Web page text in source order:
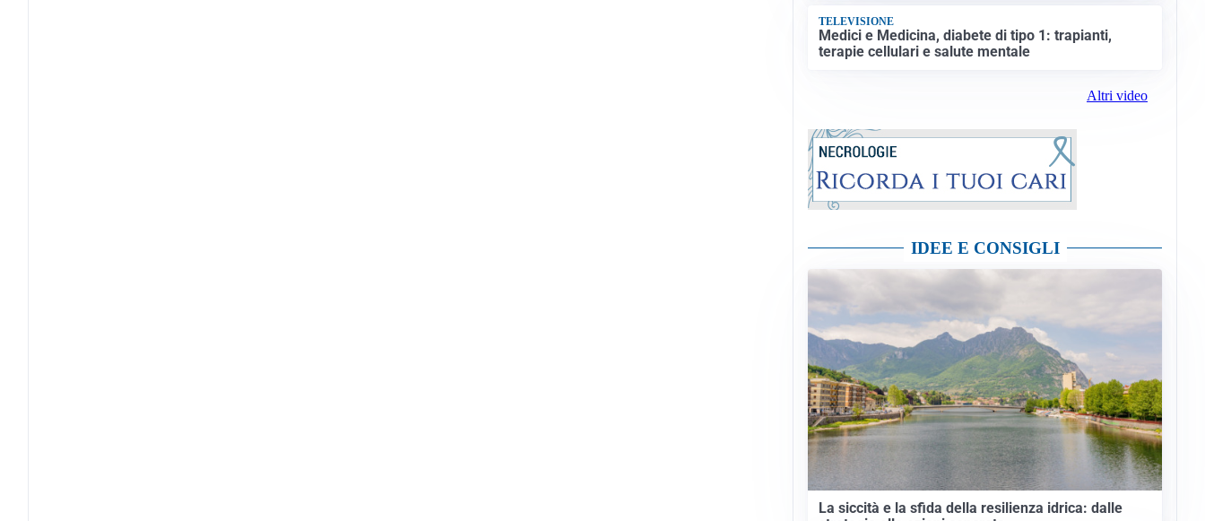
TELEVISIONE
Medici e Medicina, diabete di tipo 1: trapianti,
terapie cellulari e salute mentale
Altri video
IDEE E CONSIGLI
La siccità e la sfida della resilienza idrica: dalle